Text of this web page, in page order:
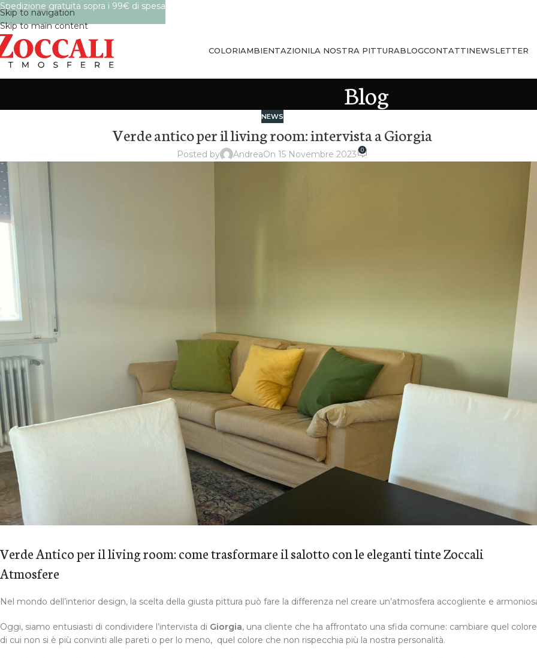
Skip to navigation
Skip to main content
COLORIAMBIENTAZIONILA NOSTRA PITTURABLOGCONTATTINEWSLETTER
Blog
NEWS
Verde antico per il living room: intervista a Giorgia
Posted by AndreaOn 15 Novembre 2023 0
Verde Antico per il living room: come trasformare il salotto con le eleganti tinte Zoccali
Atmosfere
Nel mondo dell’interior design, la scelta della giusta pittura può fare la differenza nel creare un’atmosfera accogliente e
Oggi, siamo entusiasti di condividere l’intervista di Giorgia, una cliente che ha affrontato una sfida comune: cambiare quel colore
di cui non si è più convinti alle pareti o per lo meno, quel colore che non rispecchia più la nostra personalità.
Spedizione gratuita sopra i 99€ di spesa